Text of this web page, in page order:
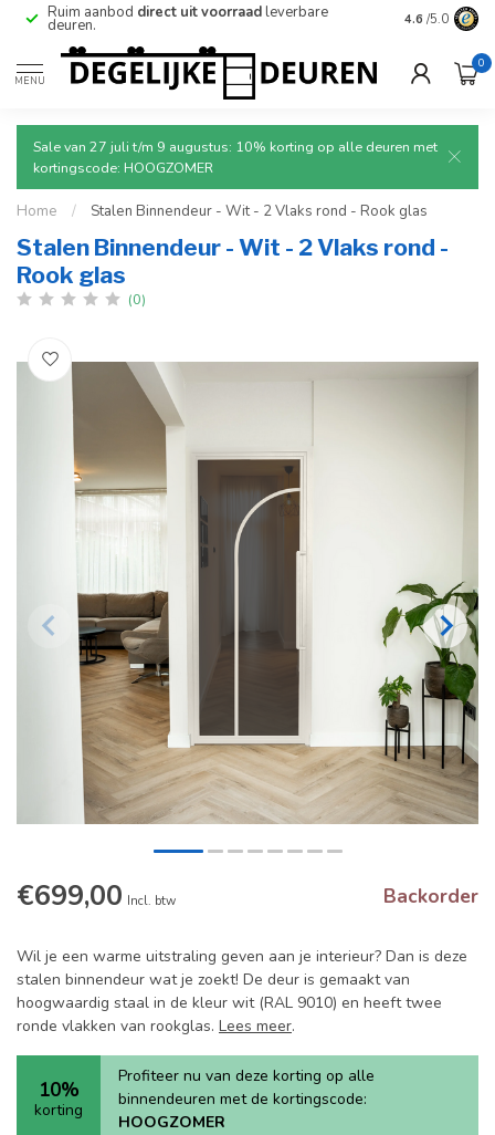
Ruim aanbod direct uit voorraadleverbare
deuren. Betrouwbare
4.6 /5.0
MENU
0
Sale van 27 juli t/m 9 augustus: 10% korting op alle deuren met
kortingscode: HOOGZOMER
Home / Stalen Binnendeur - Wit - 2 Vlaks rond - Rook glas
Stalen Binnendeur - Wit - 2 Vlaks rond -
Rook glas
(0)
€699,00 Incl. btw Backorder
Wil je een warme uitstraling geven aan je interieur? Dan is deze
stalen binnendeur wat je zoekt! De deur is gemaakt van
hoogwaardig staal in de kleur wit (RAL 9010) en heeft twee
ronde vlakken van rookglas. Lees meer.
10%
korting
Profiteer nu van deze korting op alle
binnendeuren met de kortingscode:
HOOGZOMER